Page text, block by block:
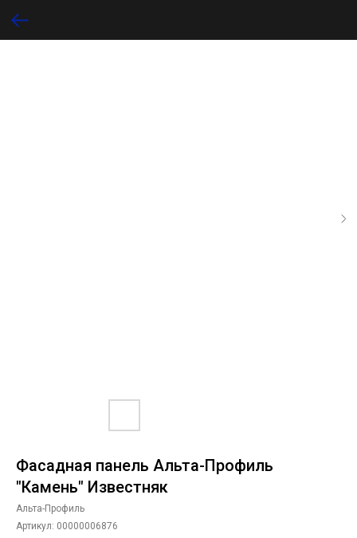
Фасадная панель Альта-Профиль
"Камень" Известняк
Альта-Профиль
Артикул: 00000006876